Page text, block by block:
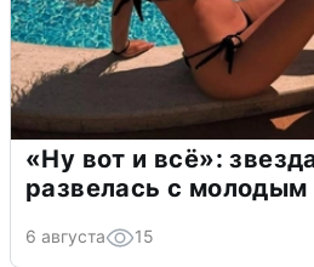
«Ну вот и всё»:
развелась с
6 августа 15